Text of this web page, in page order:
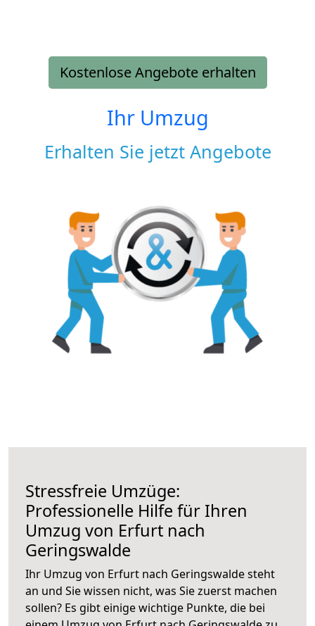
Kostenlose Angebote erhalten
Ihr Umzug
Erhalten Sie jetzt Angebote
Stressfreie Umzüge:
Professionelle Hilfe für Ihren
Umzug von Erfurt nach
Geringswalde
Ihr Umzug von Erfurt nach Geringswalde steht
an und Sie wissen nicht, was Sie zuerst machen
sollen? Es gibt einige wichtige Punkte, die bei